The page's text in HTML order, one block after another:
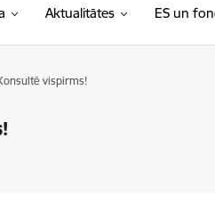
Aktualitātes ES un
vispirms!